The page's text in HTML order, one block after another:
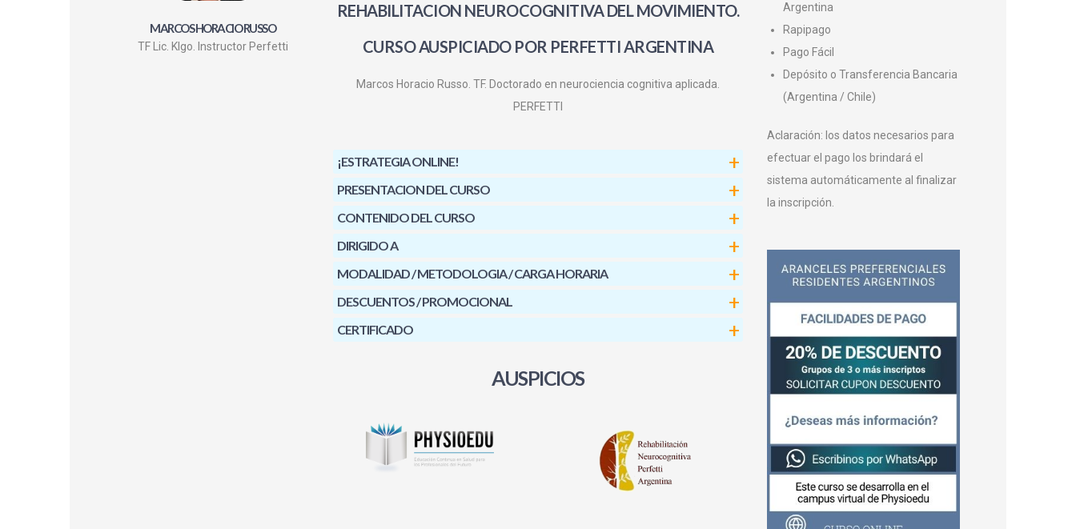
MARCOS HORACIO RUSSO
TF Lic. Klgo. Instructor Perfetti
REHABILITACION NEUROCOGNITIVA DEL MOVIMIENTO.
CURSO AUSPICIADO POR PERFETTI ARGENTINA
Marcos Horacio Russo. TF. Doctorado en neurociencia cognitiva aplicada.
PERFETTI
¡ESTRATEGIA ONLINE!
PRESENTACION DEL CURSO
CONTENIDO DEL CURSO
DIRIGIDO A
MODALIDAD / METODOLOGIA / CARGA HORARIA
DESCUENTOS / PROMOCIONAL
CERTIFICADO
AUSPICIOS
Argentina
Rapipago
Pago Fácil
Depósito o Transferencia Bancaria
(Argentina / Chile)
Aclaración: los datos necesarios para
efectuar el pago los brindará el
sistema automáticamente al finalizar
la inscripción.